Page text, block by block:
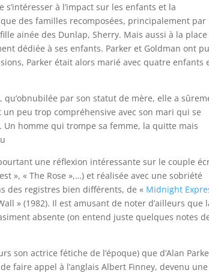
s’intéresser à l’impact sur les enfants et la
des familles recomposées, principalement par
ainée des Dunlap, Sherry. Mais aussi à la
dédiée à ses enfants. Parker et Goldman ont
Parker était alors marié avec quatre enfants
par son statut de mère, elle a
peu trop compréhensive avec son mari qui se
homme qui trompe sa femme, la quitte mais
une réflexion intéressante sur le couple
», « The Rose »,…) et réalisée avec une sobriété
des registres bien différents, de « Midnight
» (1982). Il est amusant de noter d’ailleurs que
absente (on entend juste quelques notes
son actrice fétiche de l’époque) que d’Alan
faire appel à l’anglais Albert Finney, devenu